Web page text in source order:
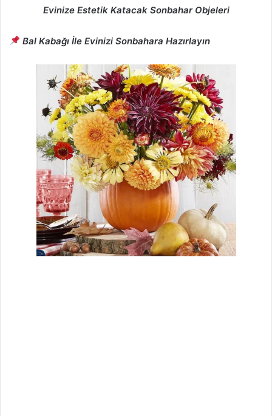
Evinize Estetik Katacak Sonbahar Objeleri
Bal Kabağı İle Evinizi Sonbahara Hazırlayın